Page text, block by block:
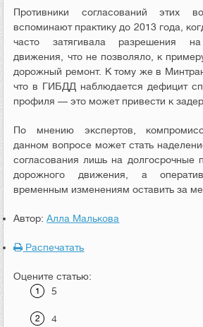
Противники согласований этих
вспоминают практику до 2013 года,
часто затягивала разрешения
движения, что не позволяло, к
дорожный ремонт. К тому же в
что в ГИБДД наблюдается дефицит
профиля — это может привести к
По мнению экспертов,
данном вопросе может стать
согласования лишь на долгосрочные
дорожного движения, а
временным изменениям оставить за
Автор:Алла Малькова
Распечатать
Оцените статью:
5
4